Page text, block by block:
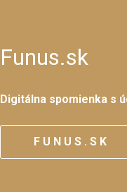
Funus.sk
Digitálna spomienka s
F U N U S . S K